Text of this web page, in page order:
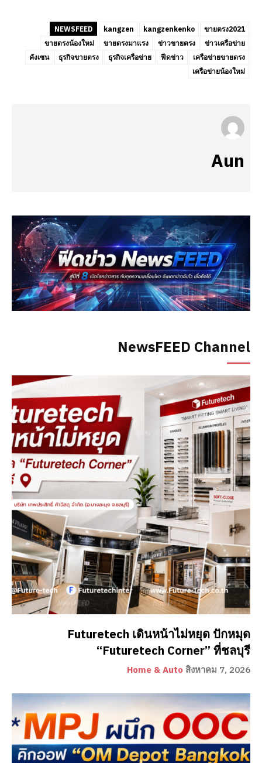
NewsFEED Channel
Futuretech เดินหน้าไม่หยุด ปักหมุด
“Futuretech Corner” ที่ชลบุรี
Home & Auto สิงหาคม 7, 2026
NEWSFEED kangzen kangzenkenko
ขายตรง2021
ขายตรงน้องใหม่
ขายตรงมาแรง ข่าวขายตรง
ข่าวเครือข่าย
คังเซน
ธุรกิจขายตรง ธุรกิจเครือข่าย ฟีดข่าว
เครือข่ายขายตรง
เครือข่ายน้องใหม่
Aun